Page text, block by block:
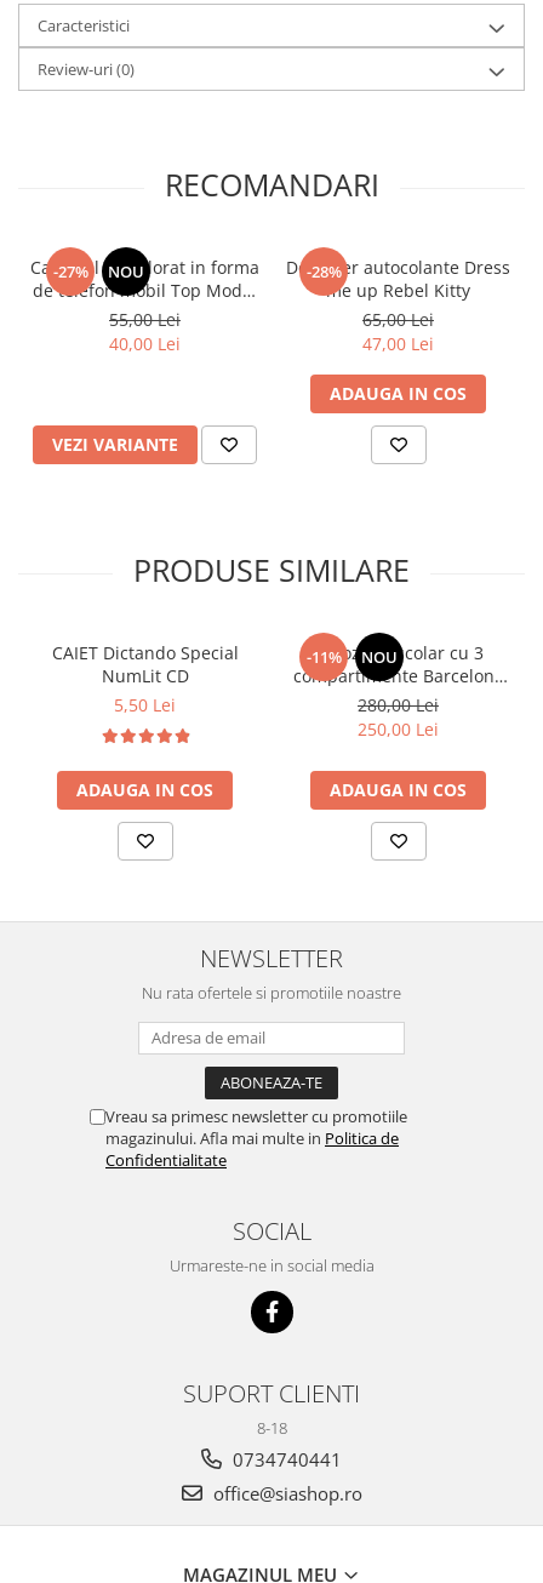
Caracteristici
Review-uri(0)
RECOMANDARI
-27% NOU
Carnetel de colorat in forma
de telefon mobil Top Model
cu muzica 13.8x7 cm
Depesche 12903
55,00 Lei
40,00 Lei
VEZI VARIANTE
-28%
Designer autocolante Dress
me up Rebel Kitty
65,00 Lei
47,00 Lei
ADAUGA IN COS
PRODUSE SIMILARE
CAIET Dictando Special
NumLit CD
5,50 Lei
ADAUGA IN COS
-11% NOU
Ghiozdan școlar cu 3
compartimente Barcelona
AB340 Astrabag
albastru/rosu
280,00 Lei
250,00 Lei
ADAUGA IN COS
NEWSLETTER
Nu rata ofertele si promotiile noastre
Vreau sa primesc newsletter cu promotiile
magazinului. Afla mai multe in Politica de
Confidentialitate
SOCIAL
Urmareste-ne in social media
SUPORT CLIENTI
8-18
0734740441
office@siashop.ro
MAGAZINUL MEU